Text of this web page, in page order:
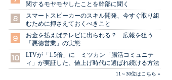
関するモヤモヤしたことを幹部に聞く
スマートスピーカーのスキル開発、今すぐ取り組
むために押さえておくべきこと
お金を払えばテレビに出られる？ 広報を狙う
「悪徳営業」の実態
LTVが「1.5倍」に ミツカン「腸活コミュニテ
ィ」が実証した、値上げ時代に選ばれ続ける方法
11～30位はこちら »